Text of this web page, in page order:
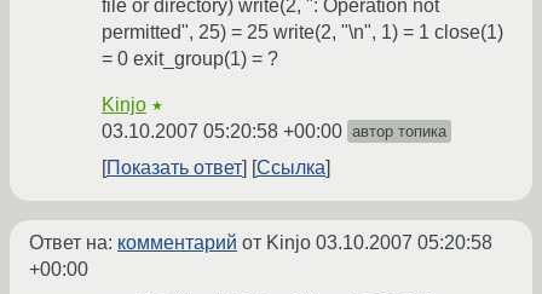
file or directory) write(2, ": Operation not
permitted", 25) = 25 write(2, "\n", 1) = 1 close(1)
= 0 exit_group(1) = ?
Kinjo ★
03.10.2007 05:20:58 +00:00 автор топика
Показать ответ Ссылка
Ответ на: комментарий от Kinjo 03.10.2007 05:20:58
+00:00